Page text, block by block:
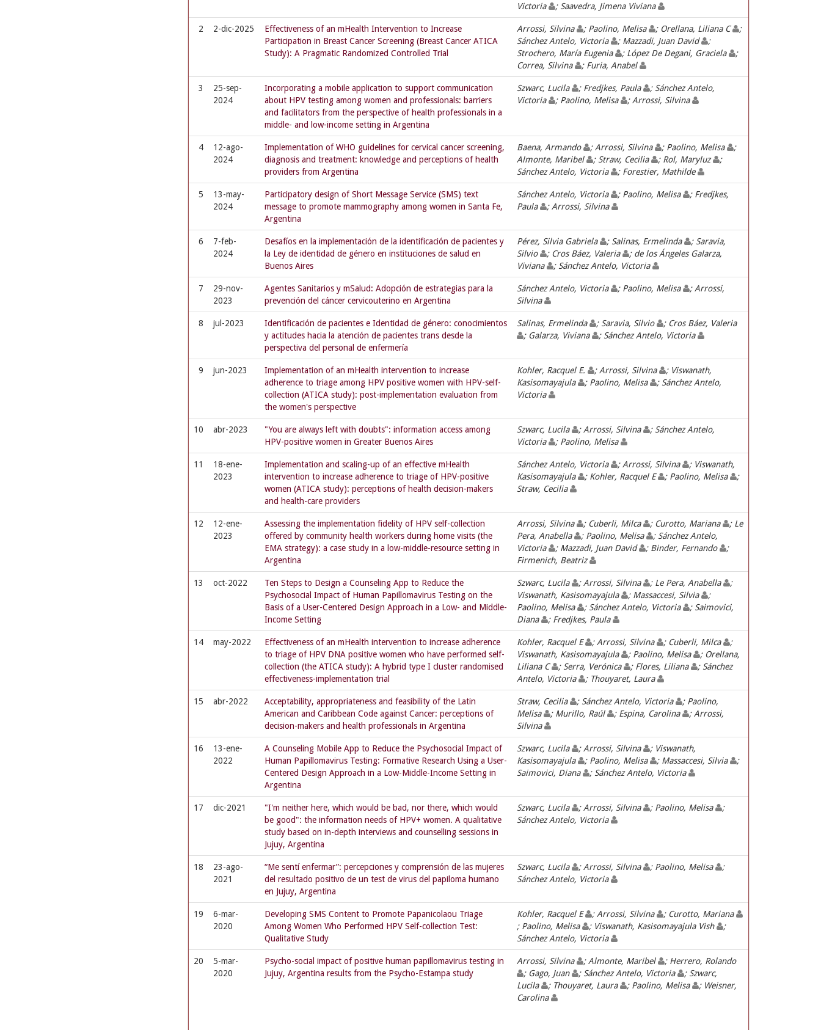
Victoria
; Saavedra, Jimena Viviana
2 2-dic-2025
Effectiveness of an mHealth Intervention to Increase
Participation in Breast Cancer Screening (Breast Cancer ATICA
Study): A Pragmatic Randomized Controlled Trial
Arrossi, Silvina ; Paolino, Melisa ; Orellana, Liliana C
;
Sánchez Antelo, Victoria
; Mazzadi, Juan David
;
Strochero, María Eugenia
; López De Degani, Graciela
;
Correa, Silvina
; Furia, Anabel
3
25-sep-
2024
Incorporating a mobile application to support communication
about HPV testing among women and professionals: barriers
and facilitators from the perspective of health professionals in a
middle- and low-income setting in Argentina
Szwarc, Lucila ; Fredjkes, Paula
; Sánchez Antelo,
Victoria
; Paolino, Melisa ; Arrossi, Silvina
4
12-ago-
2024
Implementation of WHO guidelines for cervical cancer screening,
diagnosis and treatment: knowledge and perceptions of health
providers from Argentina
Baena, Armando ; Arrossi, Silvina ; Paolino, Melisa
;
Almonte, Maribel
; Straw, Cecilia ; Rol, Maryluz
;
Sánchez Antelo, Victoria
; Forestier, Mathilde
5
13-may-
2024
Participatory design of Short Message Service (SMS) text
message to promote mammography among women in Santa Fe,
Argentina
Sánchez Antelo, Victoria ; Paolino, Melisa
; Fredjkes,
Paula
; Arrossi, Silvina
6
7-feb-
2024
Desafíos en la implementación de la identificación de pacientes y
la Ley de identidad de género en instituciones de salud en
Buenos Aires
Pérez, Silvia Gabriela ; Salinas, Ermelinda
; Saravia,
Silvio
; Cros Báez, Valeria
; de los Ángeles Galarza,
Viviana
; Sánchez Antelo, Victoria
7
29-nov-
2023
Agentes Sanitarios y mSalud: Adopción de estrategias para la
prevención del cáncer cervicouterino en Argentina
Sánchez Antelo, Victoria ; Paolino, Melisa
; Arrossi,
Silvina
8 jul-2023
Identificación de pacientes e Identidad de género: conocimientos
y actitudes hacia la atención de pacientes trans desde la
perspectiva del personal de enfermería
Salinas, Ermelinda ; Saravia, Silvio
; Cros Báez, Valeria
; Galarza, Viviana
; Sánchez Antelo, Victoria
9 jun-2023
Implementation of an mHealth intervention to increase
adherence to triage among HPV positive women with HPV-self-
collection (ATICA study): post-implementation evaluation from
the women's perspective
Kohler, Racquel E. ; Arrossi, Silvina
; Viswanath,
Kasisomayajula
; Paolino, Melisa
; Sánchez Antelo,
Victoria
10 abr-2023
"You are always left with doubts": information access among
HPV-positive women in Greater Buenos Aires
Szwarc, Lucila ; Arrossi, Silvina
; Sánchez Antelo,
Victoria
; Paolino, Melisa
11
18-ene-
2023
Implementation and scaling-up of an effective mHealth
intervention to increase adherence to triage of HPV-positive
women (ATICA study): perceptions of health decision-makers
and health-care providers
Sánchez Antelo, Victoria ; Arrossi, Silvina
; Viswanath,
Kasisomayajula
; Kohler, Racquel E ; Paolino, Melisa
;
Straw, Cecilia
12
12-ene-
2023
Assessing the implementation fidelity of HPV self-collection
offered by community health workers during home visits (the
EMA strategy): a case study in a low-middle-resource setting in
Argentina
Arrossi, Silvina ; Cuberli, Milca ; Curotto, Mariana
; Le
Pera, Anabella
; Paolino, Melisa
; Sánchez Antelo,
Victoria
; Mazzadi, Juan David ; Binder, Fernando
;
Firmenich, Beatriz
13 oct-2022
Ten Steps to Design a Counseling App to Reduce the
Psychosocial Impact of Human Papillomavirus Testing on the
Basis of a User-Centered Design Approach in a Low- and Middle-
Income Setting
Szwarc, Lucila ; Arrossi, Silvina ; Le Pera, Anabella
;
Viswanath, Kasisomayajula
; Massaccesi, Silvia
;
Paolino, Melisa
; Sánchez Antelo, Victoria
; Saimovici,
Diana
; Fredjkes, Paula
14 may-2022
Effectiveness of an mHealth intervention to increase adherence
to triage of HPV DNA positive women who have performed self-
collection (the ATICA study): A hybrid type I cluster randomised
effectiveness-implementation trial
Kohler, Racquel E ; Arrossi, Silvina ; Cuberli, Milca
;
Viswanath, Kasisomayajula
; Paolino, Melisa
; Orellana,
Liliana C
; Serra, Verónica ; Flores, Liliana
; Sánchez
Antelo, Victoria
; Thouyaret, Laura
15 abr-2022
Acceptability, appropriateness and feasibility of the Latin
American and Caribbean Code against Cancer: perceptions of
decision-makers and health professionals in Argentina
Straw, Cecilia ; Sánchez Antelo, Victoria
; Paolino,
Melisa
; Murillo, Raúl ; Espina, Carolina
; Arrossi,
Silvina
16
13-ene-
2022
A Counseling Mobile App to Reduce the Psychosocial Impact of
Human Papillomavirus Testing: Formative Research Using a User-
Centered Design Approach in a Low-Middle-Income Setting in
Argentina
Szwarc, Lucila ; Arrossi, Silvina
; Viswanath,
Kasisomayajula
; Paolino, Melisa ; Massaccesi, Silvia
;
Saimovici, Diana
; Sánchez Antelo, Victoria
17 dic-2021
"I'm neither here, which would be bad, nor there, which would
be good": the information needs of HPV+ women. A qualitative
study based on in-depth interviews and counselling sessions in
Jujuy, Argentina
Szwarc, Lucila ; Arrossi, Silvina ; Paolino, Melisa
;
Sánchez Antelo, Victoria
18
23-ago-
2021
“Me sentí enfermar”: percepciones y comprensión de las mujeres
del resultado positivo de un test de virus del papiloma humano
en Jujuy, Argentina
Szwarc, Lucila ; Arrossi, Silvina ; Paolino, Melisa
;
Sánchez Antelo, Victoria
19
6-mar-
2020
Developing SMS Content to Promote Papanicolaou Triage
Among Women Who Performed HPV Self-collection Test:
Qualitative Study
Kohler, Racquel E ; Arrossi, Silvina
; Curotto, Mariana
; Paolino, Melisa
; Viswanath, Kasisomayajula Vish
;
Sánchez Antelo, Victoria
20
5-mar-
2020
Psycho-social impact of positive human papillomavirus testing in
Jujuy, Argentina results from the Psycho-Estampa study
Arrossi, Silvina ; Almonte, Maribel
; Herrero, Rolando
; Gago, Juan
; Sánchez Antelo, Victoria
; Szwarc,
Lucila
; Thouyaret, Laura ; Paolino, Melisa
; Weisner,
Carolina